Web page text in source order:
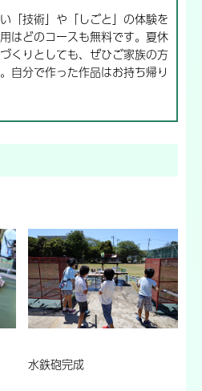
「技術」や「しごと」の体験を
はどのコースも無料です。夏休
くりとしても、ぜひご家族の方
自分で作った作品はお持ち帰り
水鉄砲完成